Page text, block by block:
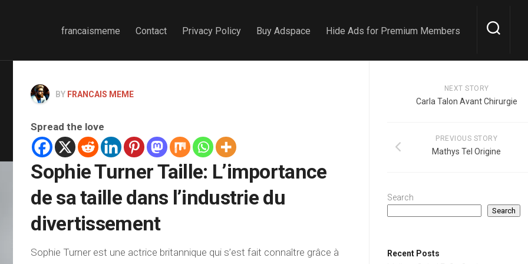
francaismeme Contact Privacy Policy Buy Adspace Hide Ads for Premium Members
BY FRANCAIS MEME
Spread the love
Sophie Turner Taille: L’importance
de sa taille dans l’industrie du
divertissement
Sophie Turner est une actrice britannique qui s’est fait connaître grâce à
NEXT STORY
Carla Talon Avant Chirurgie
PREVIOUS STORY
Mathys Tel Origine
Search
Search
Recent Posts